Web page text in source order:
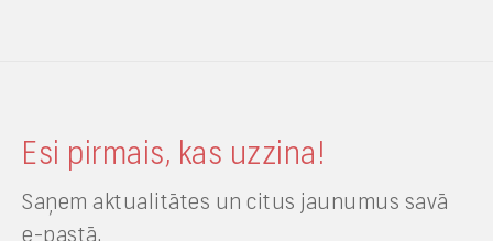
Esi pirmais, kas uzzina!
Saņem aktualitātes un citus jaunumus savā
e-pastā.